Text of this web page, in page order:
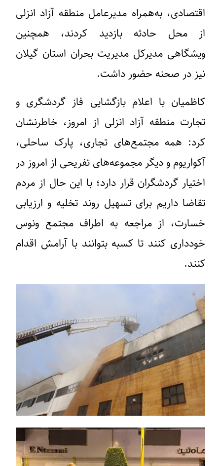
اقتصادی، به‌همراه مدیرعامل منطقه آزاد انزلی
از محل حادثه بازدید کردند، همچنین
ویشگاهی مدیرکل مدیریت بحران استان گیلان
نیز در صحنه حضور داشت.
کاظمیان با اعلام بازگشایی فاز گردشگری و
تجارت منطقه آزاد انزلی از امروز، خاطرنشان
کرد: همه مجتمع‌های تجاری، پارک ساحلی،
آکواریوم و دیگر مجموعه‌های تفریحی از امروز در
اختیار گردشگران قرار دارد؛ با این حال از مردم
تقاضا داریم برای تسهیل روند تخلیه و ارزیابی
خسارت، از مراجعه به اطراف مجتمع ونوس
خودداری کنند تا کسبه بتوانند با آرامش اقدام
کنند.